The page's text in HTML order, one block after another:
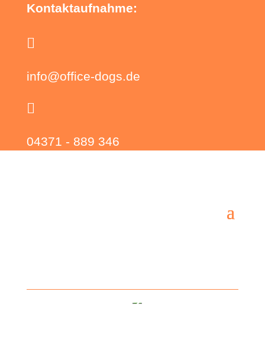
Kontaktaufnahme:

info@office-dogs.de

04371 - 889 346